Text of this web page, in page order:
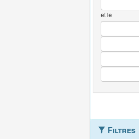
et le
Filtres